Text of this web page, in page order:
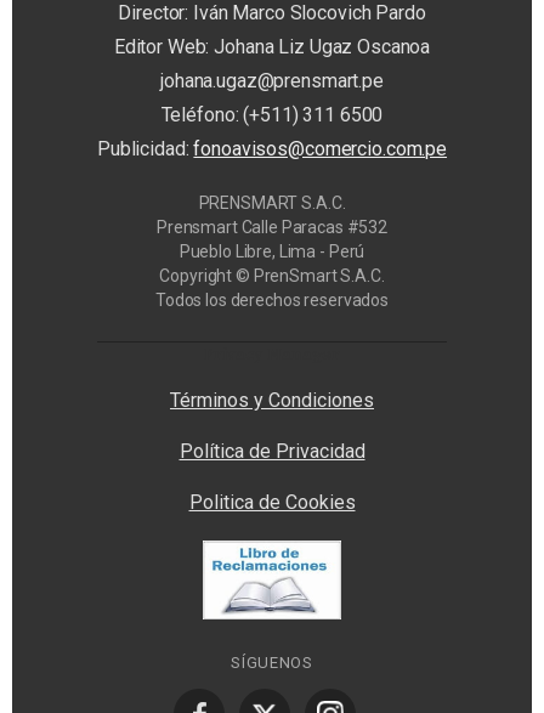
Director: Iván Marco Slocovich Pardo
Editor Web: Johana Liz Ugaz Oscanoa
johana.ugaz@prensmart.pe
Teléfono: (+511) 311 6500
Publicidad:fonoavisos@comercio.com.pe
PRENSMART S.A.C.
Prensmart Calle Paracas #532
Pueblo Libre, Lima - Perú
Copyright © PrenSmart S.A.C.
Todos los derechos reservados
Términos y Condiciones
Política de Privacidad
Politica de Cookies
SÍGUENOS